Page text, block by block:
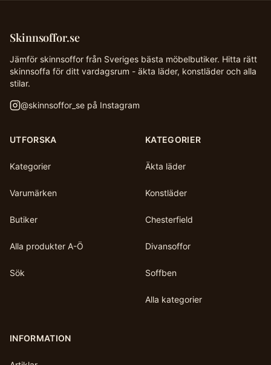
Skinnsoffor.se
Jämför skinnsoffor från Sveriges bästa möbelbutiker. Hitta rätt
skinnsoffa för ditt vardagsrum - äkta läder, konstläder och alla
stilar.
@skinnsoffor_se på Instagram
UTFORSKA
Kategorier
Varumärken
Butiker
Alla produkter A-Ö
Sök
KATEGORIER
Äkta läder
Konstläder
Chesterfield
Divansoffor
Soffben
Alla kategorier
INFORMATION